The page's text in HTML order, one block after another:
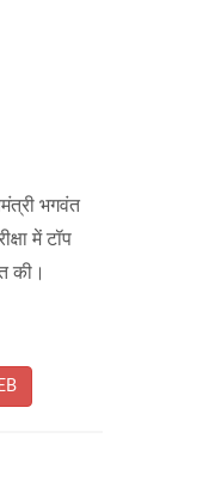
भगवंत
में टॉप
की।